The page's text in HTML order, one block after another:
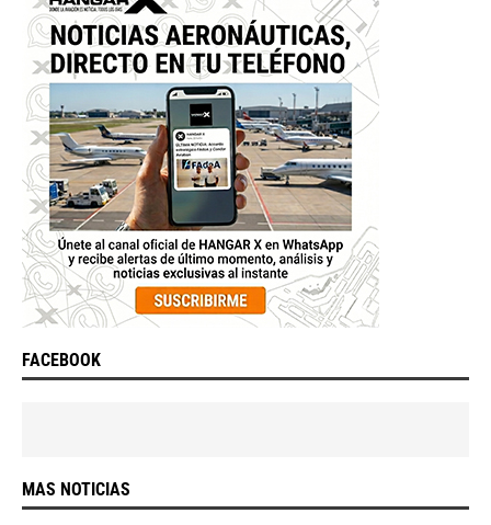
FACEBOOK
MAS NOTICIAS